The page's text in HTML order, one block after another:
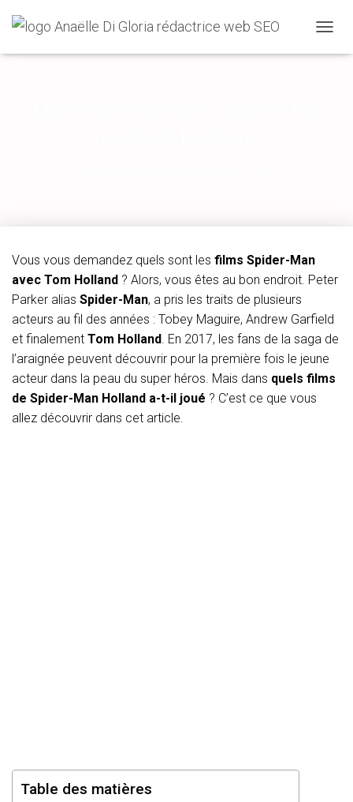
U
A
G
A
T
O
Vous vous demandez quels sont les films Spider-Man
avec Tom Holland ? Alors, vous êtes au bon endroit. Peter
Parker alias Spider-Man, a pris les traits de plusieurs
acteurs au fil des années : Tobey Maguire, Andrew Garfield
et finalement Tom Holland. En 2017, les fans de la saga de
l’araignée peuvent découvrir pour la première fois le jeune
acteur dans la peau du super héros. Mais dans quels films
de Spider-Man Holland a-t-il joué ? C’est ce que vous
allez découvrir dans cet article.
Table des matières